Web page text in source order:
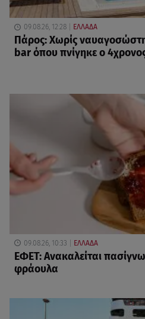
09.08.26, 12:28 ΕΛΛΑΔΑ
Πάρος: Χωρίς
bar όπου πνίγηκε ο
09.08.26, 10:33 ΕΛΛΑΔΑ
ΕΦΕΤ: Ανακαλείται
φράουλα